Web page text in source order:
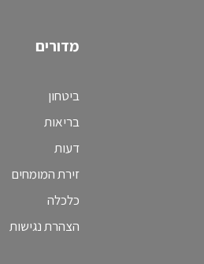
מדורים
ביטחון
בריאות
דעות
זירת המומחים
כלכלה
הצהרת נגישות